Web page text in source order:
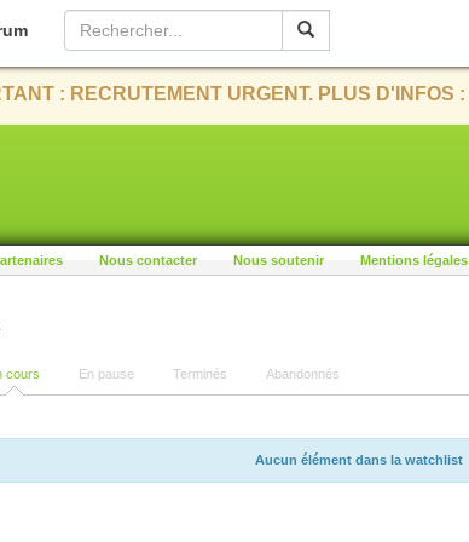
: RECRUTEMENT URGENT. PLUS D'INFOS :
Nous contacter Nous soutenir Mentions légales
cours En pause Terminés Abandonnés
Aucun élément dans la watchlist